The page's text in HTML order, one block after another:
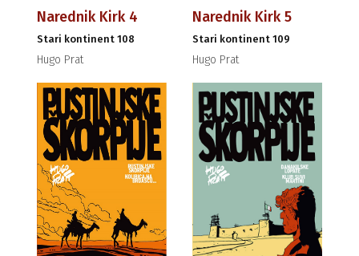
Narednik Kirk 4
Stari kontinent 108
Hugo Prat
Narednik Kirk 5
Stari kontinent 109
Hugo Prat